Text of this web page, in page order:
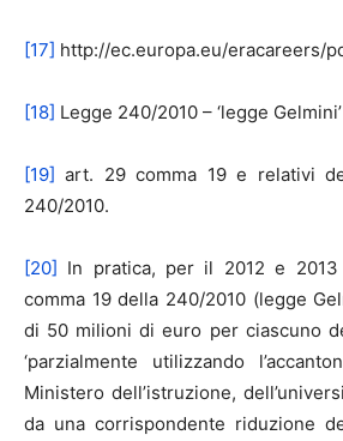
[17] http://ec.europa.eu/eracareers/
[18] Legge 240/2010 – ‘legge
[19] art. 29 comma 19 e relativi
240/2010.
[20] In pratica, per il 2012 e 2013
comma 19 della 240/2010 (legge
di 50 milioni di euro per ciascuno
‘parzialmente utilizzando
Ministero dell’istruzione,
da una corrispondente riduzione